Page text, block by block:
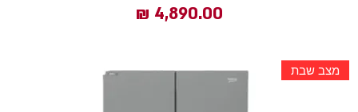
מחיר
מצב שבת